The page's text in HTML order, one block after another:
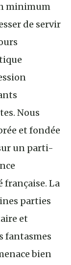
minimum
de servir
Nous
et fondée
un parti-
française. La
parties
et
fantasmes
bien